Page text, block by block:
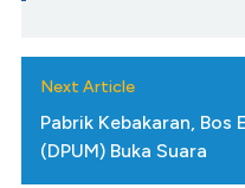
Next Article
Pabrik Kebakaran, Bos
(DPUM) Buka Suara